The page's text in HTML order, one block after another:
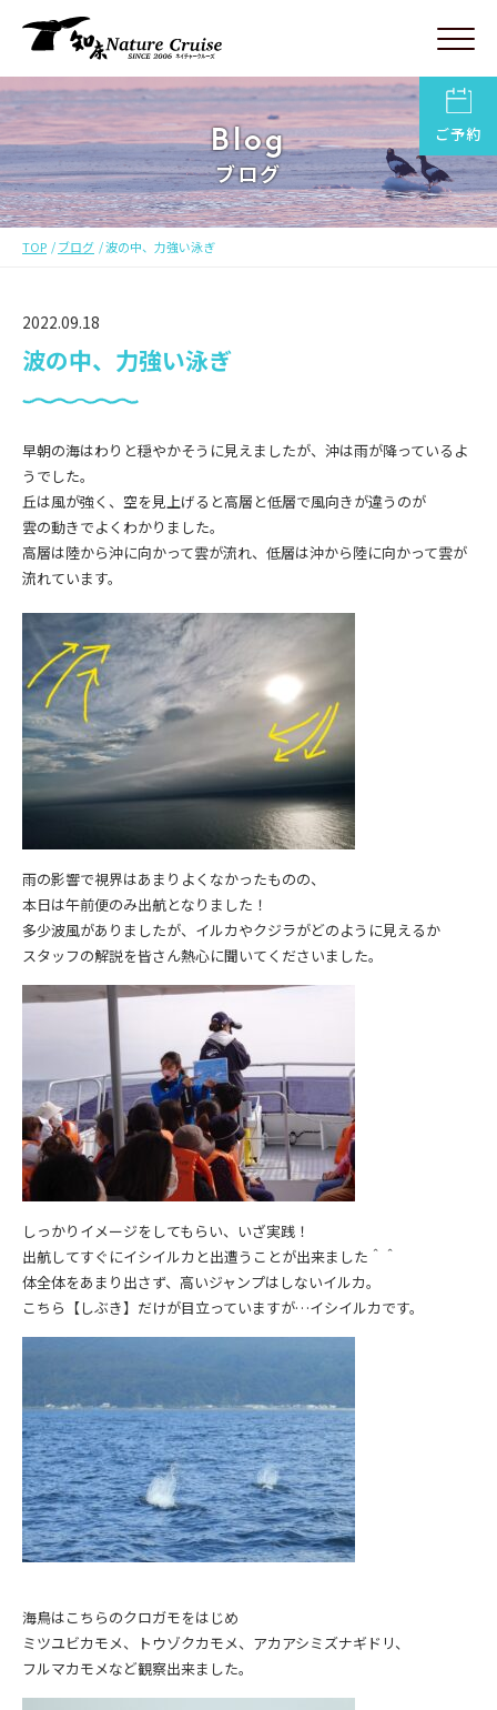
ご予約
Blog
ブログ
TOP ブログ 波の中、力強い泳ぎ
2022.09.18
波の中、力強い泳ぎ
早朝の海はわりと穏やかそうに見えましたが、沖は雨が降っているよ
うでした。
丘は風が強く、空を見上げると高層と低層で風向きが違うのが
雲の動きでよくわかりました。
高層は陸から沖に向かって雲が流れ、低層は沖から陸に向かって雲が
流れています。
雨の影響で視界はあまりよくなかったものの、
本日は午前便のみ出航となりました！
多少波風がありましたが、イルカやクジラがどのように見えるか
スタッフの解説を皆さん熱心に聞いてくださいました。
しっかりイメージをしてもらい、いざ実践！
出航してすぐにイシイルカと出遭うことが出来ました＾＾
体全体をあまり出さず、高いジャンプはしないイルカ。
こちら【しぶき】だけが目立っていますが…イシイルカです。
海鳥はこちらのクロガモをはじめ
ミツユビカモメ、トウゾクカモメ、アカアシミズナギドリ、
フルマカモメなど観察出来ました。